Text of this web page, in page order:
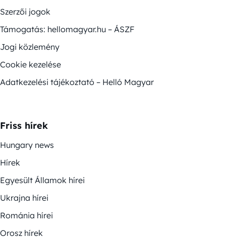
Szerzői jogok
Támogatás: hellomagyar.hu – ÁSZF
Jogi közlemény
Cookie kezelése
Adatkezelési tájékoztató – Helló Magyar
Friss hírek
Hungary news
Hírek
Egyesült Államok hírei
Ukrajna hírei
Románia hírei
Orosz hírek